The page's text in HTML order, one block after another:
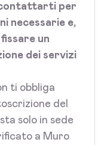
per
necessarie e,
un
dei servizi
ti obbliga
del
solo in sede
a Muro